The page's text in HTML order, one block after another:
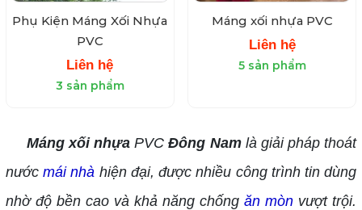
Phụ Kiện Máng Xối Nhựa
PVC
Liên hệ
3 sản phẩm
Máng xối nhựa PVC
Liên hệ
5 sản phẩm
Máng xối nhựa PVCĐông Namlà giải pháp thoát
nước mái nhà hiện đại, được nhiều công trình tin dùng
nhờ độ bền cao và khả năng chốngăn mòn vượt trội.